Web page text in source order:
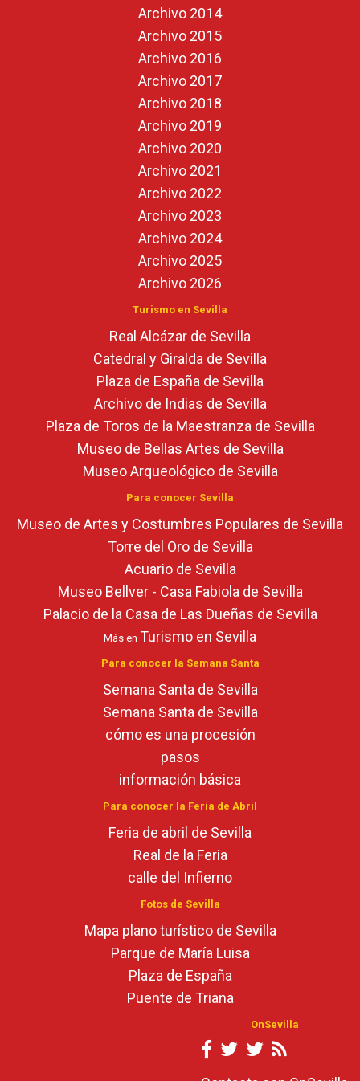
Archivo 2014
Archivo 2015
Archivo 2016
Archivo 2017
Archivo 2018
Archivo 2019
Archivo 2020
Archivo 2021
Archivo 2022
Archivo 2023
Archivo 2024
Archivo 2025
Archivo 2026
Turismo en Sevilla
Real Alcázar de Sevilla
Catedral y Giralda de Sevilla
Plaza de España de Sevilla
Archivo de Indias de Sevilla
Plaza de Toros de la Maestranza de Sevilla
Museo de Bellas Artes de Sevilla
Museo Arqueológico de Sevilla
Para conocer Sevilla
Museo de Artes y Costumbres Populares de Sevilla
Torre del Oro de Sevilla
Acuario de Sevilla
Museo Bellver - Casa Fabiola de Sevilla
Palacio de la Casa de Las Dueñas de Sevilla
Más en Turismo en Sevilla
Para conocer la Semana Santa
Semana Santa de Sevilla
Semana Santa de Sevilla
cómo es una procesión
pasos
información básica
Para conocer la Feria de Abril
Feria de abril de Sevilla
Real de la Feria
calle del Infierno
Fotos de Sevilla
Mapa plano turístico de Sevilla
Parque de María Luisa
Plaza de España
Puente de Triana
OnSevilla